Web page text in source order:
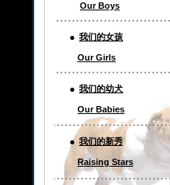
Our Boys
我们的女孩
Our Girls
我们的幼犬
Our Babies
我们的新秀
Raising Stars